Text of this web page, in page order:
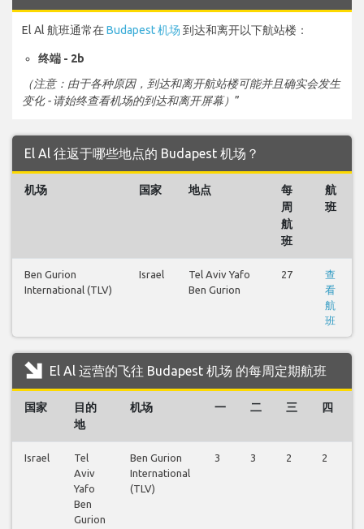
El Al 航班通常在Budapest 机场 到达和离开以下航站楼：
终端 - 2b
（注意：由于各种原因，到达和离开航站楼可能并且确实会发生
变化 - 请始终查看机场的到达和离开屏幕） ”
El Al 往返于哪些地点的 Budapest 机场？
机场 国家 地点
每
周
航
班
航
班
Ben Gurion
International (TLV)
Israel
Tel Aviv Yafo
Ben Gurion
27
查
看
航
班
El Al 运营的飞往 Budapest 机场 的每周定期航班
国家
目的
地
机场 一 二 三 四
Israel
Tel
Aviv
Yafo
Ben
Gurion
Ben Gurion
International
(TLV)
3 3 2 2